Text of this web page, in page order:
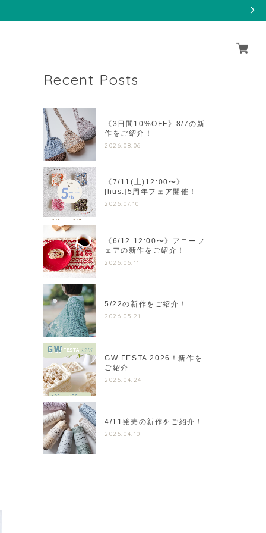
Recent Posts
《3日間10%OFF》8/7の新
作をご紹介！
2026.08.06
《7/11(土)12:00〜》
[hus:]5周年フェア開催！
2026.07.10
《6/12 12:00〜》アニーフ
ェアの新作をご紹介！
2026.06.11
5/22の新作をご紹介！
2026.05.21
GW FESTA 2026！新作を
ご紹介
2026.04.24
4/11発売の新作をご紹介！
2026.04.10